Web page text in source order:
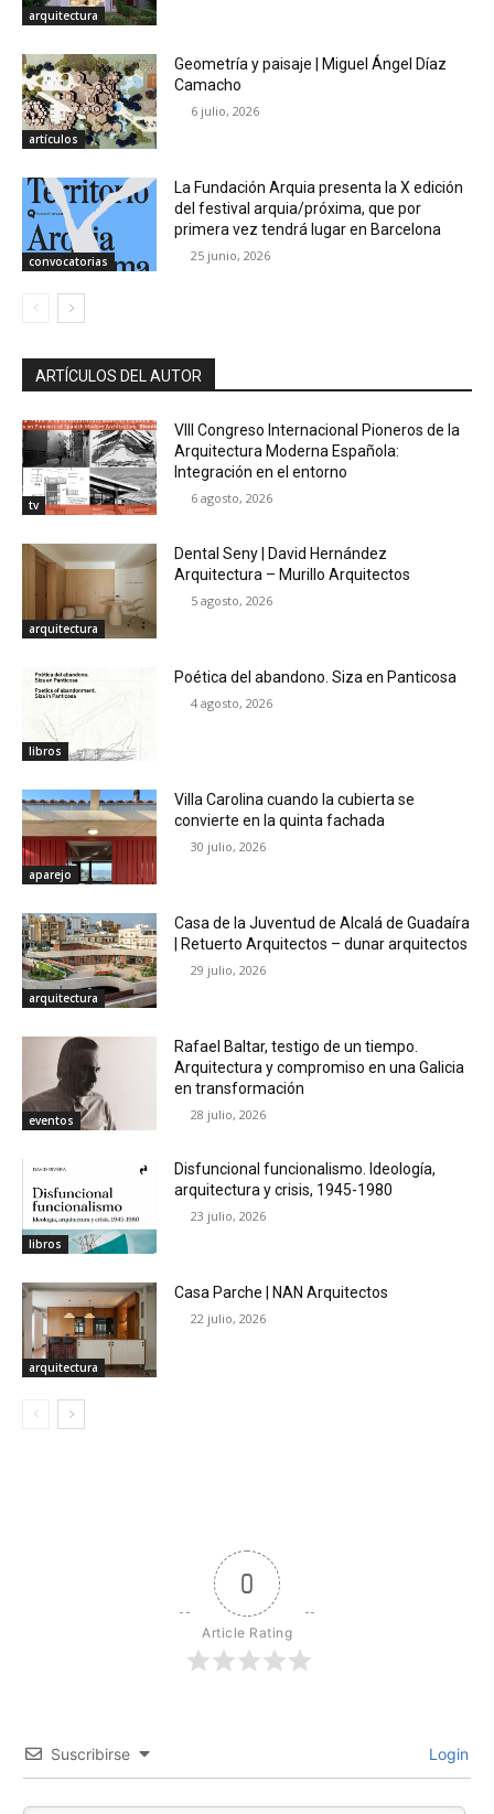
arquitectura
artículos
Geometría y paisaje | Miguel Ángel Díaz
Camacho
6 julio, 2026
convocatorias
La Fundación Arquia presenta la X edición
del festival arquia/próxima, que por
primera vez tendrá lugar en Barcelona
25 junio, 2026
ARTÍCULOS DEL AUTOR
tv
VIII Congreso Internacional Pioneros de la
Arquitectura Moderna Española:
Integración en el entorno
6 agosto, 2026
arquitectura
Dental Seny | David Hernández
Arquitectura – Murillo Arquitectos
5 agosto, 2026
libros
Poética del abandono. Siza en Panticosa
4 agosto, 2026
aparejo
Villa Carolina cuando la cubierta se
convierte en la quinta fachada
30 julio, 2026
arquitectura
Casa de la Juventud de Alcalá de Guadaíra
| Retuerto Arquitectos – dunar arquitectos
29 julio, 2026
eventos
Rafael Baltar, testigo de un tiempo.
Arquitectura y compromiso en una Galicia
en transformación
28 julio, 2026
libros
Disfuncional funcionalismo. Ideología,
arquitectura y crisis, 1945-1980
23 julio, 2026
arquitectura
Casa Parche | NAN Arquitectos
22 julio, 2026
0
Article Rating
Suscribirse Login